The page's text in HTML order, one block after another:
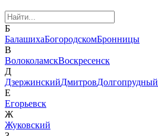
Б
БалашихаБогородскомБронницы
В
ВолоколамскВоскресенск
Д
ДзержинскийДмитровДолгопрудный
Е
Егорьевск
Ж
Жуковский